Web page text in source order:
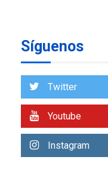
7
Síguenos
Twitter
Youtube
Instagram